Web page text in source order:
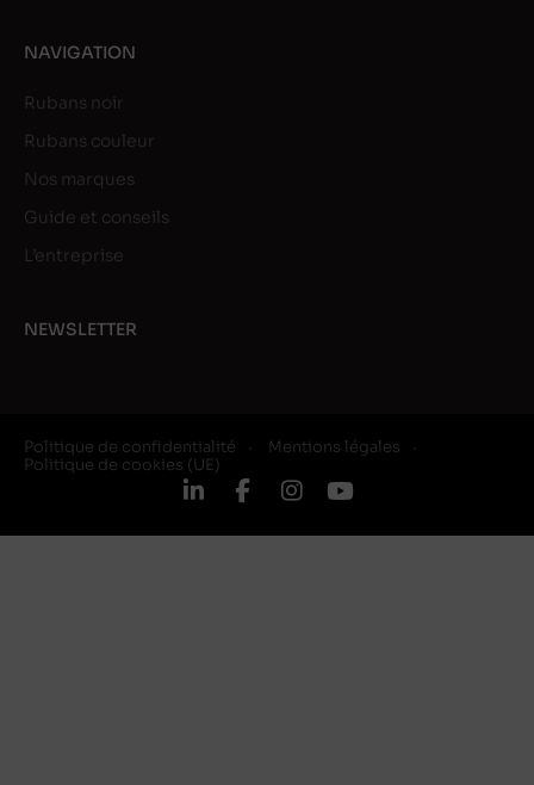
NAVIGATION
Rubans noir
Rubans couleur
Nos marques
Guide et conseils
L’entreprise
NEWSLETTER
Politique de confidentialité
Mentions légales
Politique de cookies (UE)